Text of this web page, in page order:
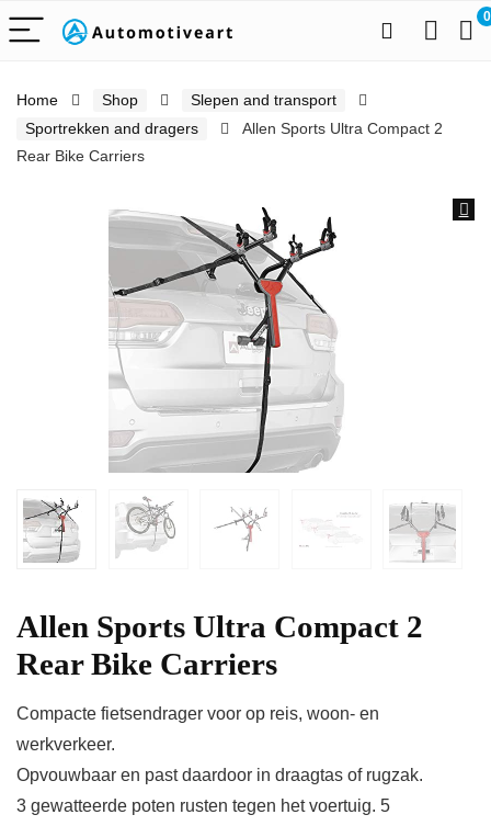
0
Home Shop
Slepen and transport
Sportrekken and dragers
Allen Sports Ultra Compact 2
Rear Bike Carriers
Allen Sports Ultra Compact 2
Rear Bike Carriers
Compacte fietsendrager voor op reis, woon- en
werkverkeer.
Opvouwbaar en past daardoor in draagtas of rugzak.
3 gewatteerde poten rusten tegen het voertuig. 5